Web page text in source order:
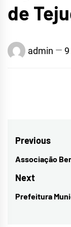
de
admin
de
Post
Previous
Previous
post:
Associação
Next
Next
Prefeitura